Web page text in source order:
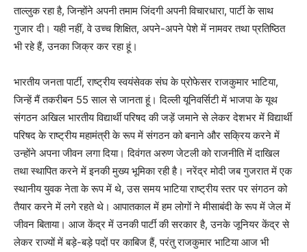
ताल्लुक रहा है, जिन्होंने अपनी तमाम जिंदगी अपनी विचारधारा, पार्टी के साथ
गुजार दी। यही नहीं, वे उच्च शिक्षित, अपने-अपने पेशे में नामवर तथा प्रतिष्ठित
भी रहे हैं, उनका जिक्र कर रहा हूं।
भारतीय जनता पार्टी, राष्ट्रीय स्वयंसेवक संघ के प्रोफेसर राजकुमार भाटिया,
जिन्हें मैं तकरीबन 55 साल से जानता हूं। दिल्ली यूनिवर्सिटी में भाजपा के यूथ
संगठन अखिल भारतीय विद्यार्थी परिषद की जड़ें जमाने से लेकर देशभर में विद्यार्थी
परिषद के राष्ट्रीय महामंत्री के रूप में संगठन को बनाने और सक्रिय करने में
उन्होंने अपना जीवन लगा दिया। दिवंगत अरुण जेटली को राजनीति में दाखिल
तथा स्थापित करने में इनकी मुख्य भूमिका रही है। नरेंद्र मोदी जब गुजरात में एक
स्थानीय युवक नेता के रूप में थे, उस समय भाटिया राष्ट्रीय स्तर पर संगठन को
तैयार करने में लगे रहते थे। आपातकाल में हम लोगों ने मीसाबंदी के रूप में जेल में
जीवन बिताया। आज केंद्र में उनकी पार्टी की सरकार है, उनके जूनियर केंद्र से
लेकर राज्यों में बड़े-बड़े पदों पर काबिज हैं, परंतु राजकुमार भाटिया आज भी